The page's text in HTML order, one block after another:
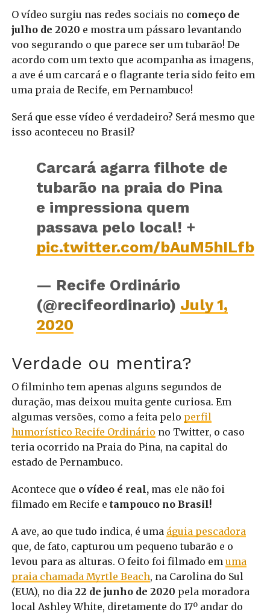
O vídeo surgiu nas redes sociais no começo de
julho de 2020 e mostra um pássaro levantando
voo segurando o que parece ser um tubarão! De
acordo com um texto que acompanha as imagens,
a ave é um carcará e o flagrante teria sido feito em
uma praia de Recife, em Pernambuco!
Será que esse vídeo é verdadeiro? Será mesmo que
isso aconteceu no Brasil?
Carcará agarra filhote de
tubarão na praia do Pina
e impressiona quem
passava pelo local! +
pic.twitter.com/bAuM5hILfb
— Recife Ordinário
(@recifeordinario) July 1,
2020
Verdade ou mentira?
O filminho tem apenas alguns segundos de
duração, mas deixou muita gente curiosa. Em
algumas versões, como a feita pelo perfil
humorístico Recife Ordinário no Twitter, o caso
teria ocorrido na Praia do Pina, na capital do
estado de Pernambuco.
Acontece que o vídeo é real,mas ele não foi
filmado em Recife e tampouco no Brasil!
A ave, ao que tudo indica, é uma águia pescadora
que, de fato, capturou um pequeno tubarão e o
levou para as alturas. O feito foi filmado em uma
praia chamada Myrtle Beach, na Carolina do Sul
(EUA), no dia 22 de junho de 2020 pela moradora
local Ashley White, diretamente do 17º andar do